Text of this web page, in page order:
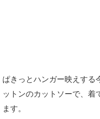
ぱきっとハンガー映えする
ットンのカットソーで、着
ます。